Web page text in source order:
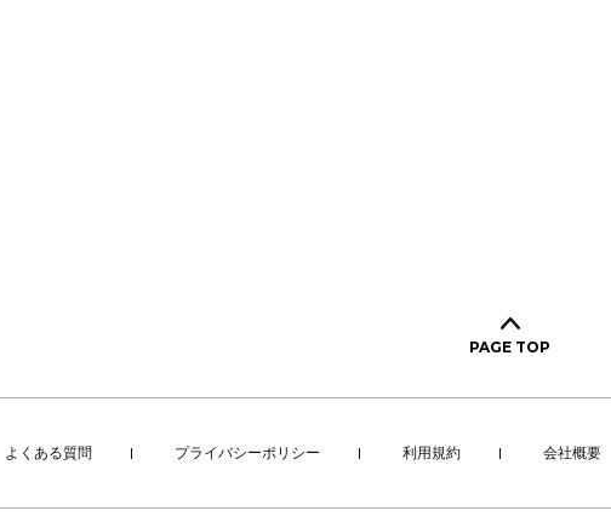
PAGE TOP
よくある質問 プライバシーポリシー 利用規約 会社概要